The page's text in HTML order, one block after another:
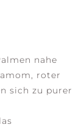
nahe
roter
sich zu purer